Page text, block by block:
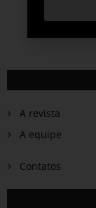
A revista
A equipe
Contatos